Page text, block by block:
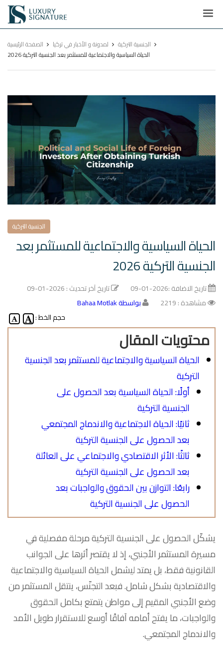
Luxury
Signature
الصفحة الرئيسية لمدونة و الأخبار في تركيا
الجنسية التركية
الحياة السياسية والاجتماعية للمستثمر بعد الجنسية التركية 2026
الجنسية التركية
الحياة السياسية والاجتماعية للمستثمر بعد
الجنسية التركية 2026
تاريخ الاضافة :2026-01-09 تاريخ آخر تحديث :2026-01-09
مشاهدة : 2219
بواسطة Bahaa Motlak
حجم الخط :
محتويات المقال
الحياة السياسية والاجتماعية للمستثمر بعد الجنسية
التركية
أولًا: الحياة السياسية بعد الحصول على
الجنسية التركية
ثانيًا: الحياة الاجتماعية والاندماج المجتمعي
بعد الحصول على الجنسية التركية
ثالثًا: الأثر الاقتصادي والاجتماعي على العائلة
بعد الحصول على الجنسية التركية
رابعًا: التوازن بين الحقوق والواجبات بعد
الحصول على الجنسية التركية
يشكّل الحصول على الجنسية التركية مرحلة مفصلية في
مسيرة المستثمر الأجنبي، إذ لا يقتصر أثرها على الجوانب
القانونية فقط، بل يمتد ليشمل الحياة السياسية والاجتماعية
والاقتصادية بشكل شامل. فبعد التجنّس، ينتقل المستثمر من
وضع الأجنبي المقيم إلى مواطن يتمتع بكامل الحقوق
والواجبات، ما يفتح أمامه آفاقًا أوسع للاستقرار طويل الأمد
والاندماج المجتمعي.